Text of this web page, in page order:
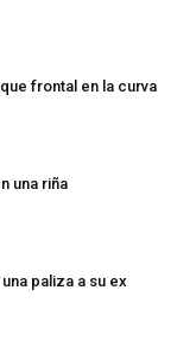
frontal en la curva
una riña
paliza a su ex